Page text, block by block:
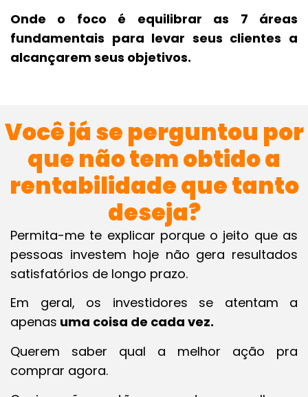
Onde o foco é equilibrar as 7 áreas
fundamentais para levar seus clientes a
alcançarem seus objetivos.
Você já se perguntou por
que não tem obtido a
rentabilidade que tanto
deseja?
Permita-me te explicar porque o jeito que as
pessoas investem hoje não gera resultados
satisfatórios de longo prazo.
Em geral, os investidores se atentam a
apenas uma coisa de cada vez.
Querem saber qual a melhor ação pra
comprar agora.